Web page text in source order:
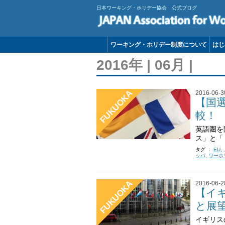
日本ワーキング・ホリデー協会 公式ブログ
ワーキング・ホリデー制度について は
2016年 | 06月 |
FUKUOKA 2016-06-
【
較！
英語圏
ス」と
タグ ： EU,
ッパ, ワーホ
FUKUOKA 2016-06-
【イ
と展
イギリ